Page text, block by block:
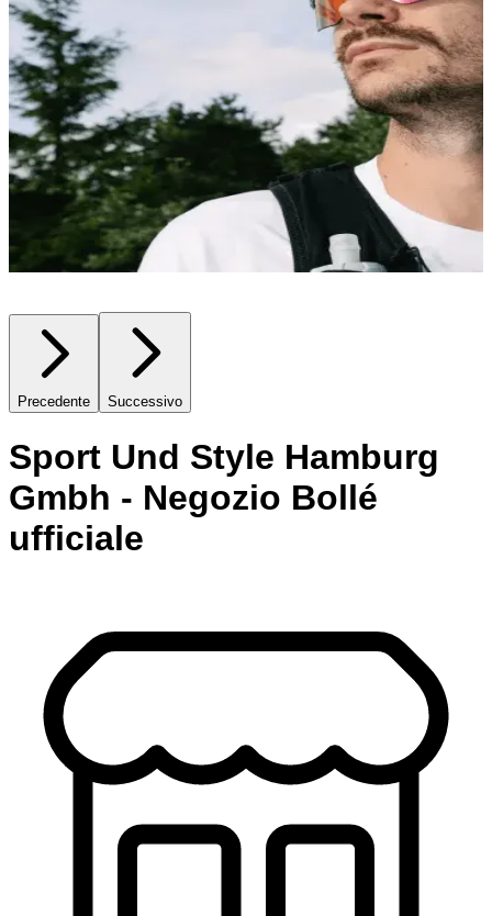
Precedente Successivo
Sport Und Style Hamburg
Gmbh - Negozio Bollé
ufficiale